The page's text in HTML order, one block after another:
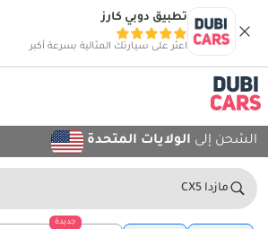
تطبيق دوبي كارز
اعثر على سيارتك المثالية بسرعة أكبر
الشحن إلى الولايات المتحدة
مازدا CX5
جديدة